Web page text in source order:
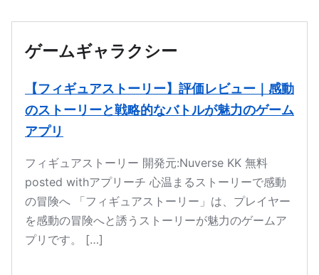
ゲームギャラクシー
【フィギュアストーリー】評価レビュー｜感動
のストーリーと戦略的なバトルが魅力のゲーム
アプリ
フィギュアストーリー 開発元:Nuverse KK 無料
posted withアプリーチ 心温まるストーリーで感動
の冒険へ 「フィギュアストーリー」は、プレイヤー
を感動の冒険へと誘うストーリーが魅力のゲームア
プリです。 […]